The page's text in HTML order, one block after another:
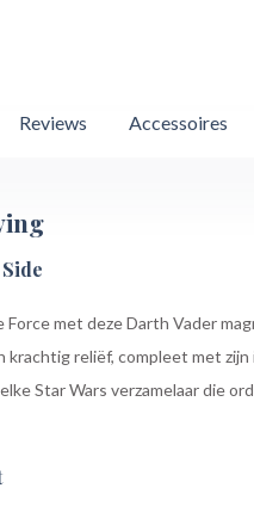
Reviews Accessoires
Force met deze Darth Vader
reliëf, compleet met zijn
Star Wars verzamelaar die